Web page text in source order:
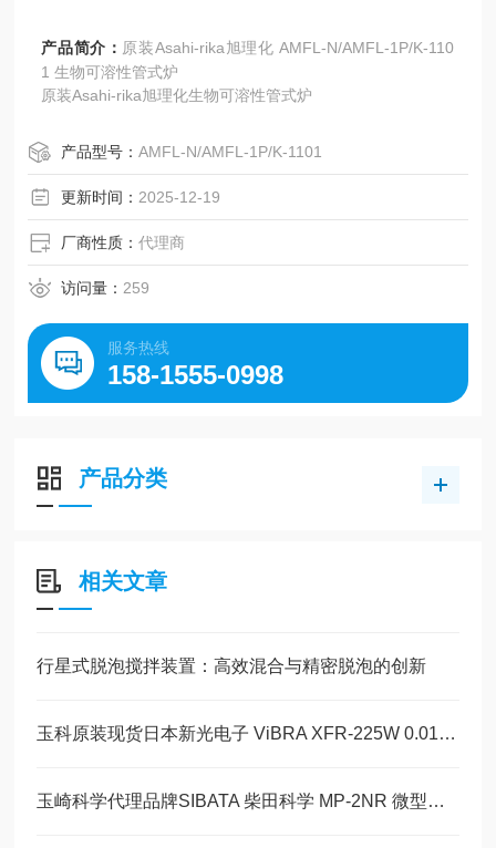
产品简介： 原装Asahi-rika旭理化 AMFL-N/AMFL-1P/K-110
1 生物可溶性管式炉
原装Asahi-rika旭理化生物可溶性管式炉
产品型号：AMFL-N/AMFL-1P/K-1101
更新时间： 2025-12-19
厂商性质：代理商
访问量： 259
服务热线
158-1555-0998
产品分类
相关文章
行星式脱泡搅拌装置：高效混合与精密脱泡的创新
玉科原装现货日本新光电子 ViBRA XFR-225W 0.01mg 级半微量高精度分析天平
玉崎科学代理品牌SIBATA 柴田科学 MP-2NR 微型无油隔膜迷你泵 完整产品介绍